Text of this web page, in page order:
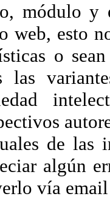
módulo y
web, esto
o
las
de las
algún
vía